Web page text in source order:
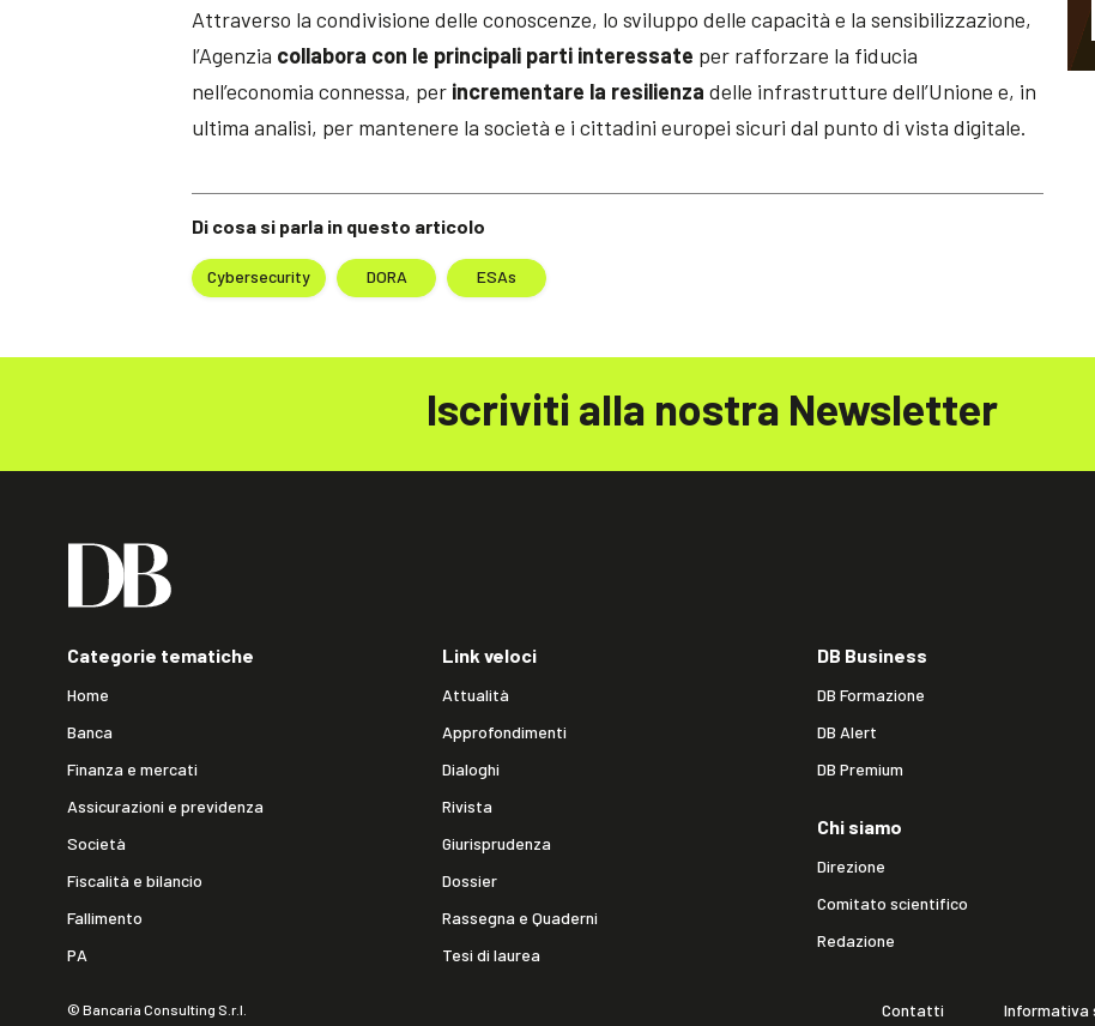
Di cosa si parla in questo articolo
Cybersecurity DORA ESAs
Attraverso la condivisione delle conoscenze, lo sviluppo delle capacità e la sensibilizzazione,
l’Agenzia collabora con le principali parti interessate per rafforzare la fiducia
nell’economia connessa, per incrementare la resilienza delle infrastrutture dell’Unione e, in
ultima analisi, per mantenere la società e i cittadini europei sicuri dal punto di vista digitale.
Iscriviti alla nostra Newsletter
Categorie tematiche
Home
Banca
Finanza e mercati
Assicurazioni e previdenza
Società
Fiscalità e bilancio
Fallimento
PA
Link veloci
Attualità
Approfondimenti
Dialoghi
Rivista
Giurisprudenza
Dossier
Rassegna e Quaderni
Tesi di laurea
DB Business
DB Formazione
DB Alert
DB Premium
Chi siamo
Direzione
Comitato scientifico
Redazione
© Bancaria Consulting S.r.l. Contatti Informativa